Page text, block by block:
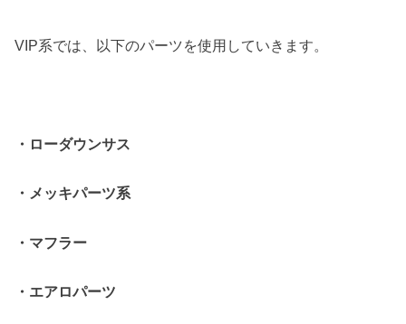
VIP系では、以下のパーツを使用していきます。
・ローダウンサス
・メッキパーツ系
・マフラー
・エアロパーツ